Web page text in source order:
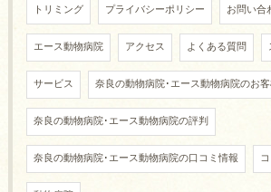
トリミング プライバシーポリシー お問い合
エース動物病院 アクセス よくある質問
サービス 奈良の動物病院･エース動物病院のお
奈良の動物病院･エース動物病院の評判
奈良の動物病院･エース動物病院の口コミ情報